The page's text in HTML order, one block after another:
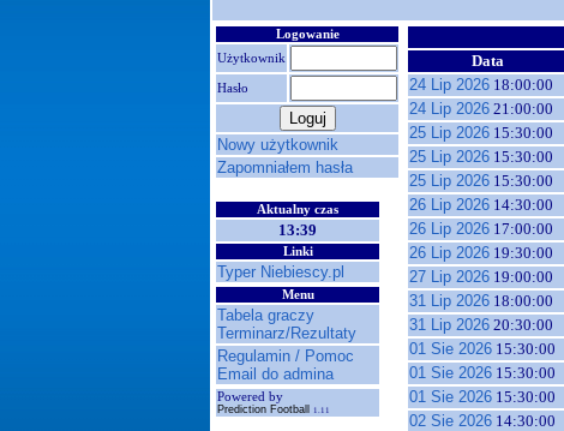
Logowanie
Użytkownik
Hasło
Nowy użytkownik
Zapomniałem hasła
Aktualny czas
13:39
Linki
Typer Niebiescy.pl
Menu
Tabela graczy
Terminarz/Rezultaty
Regulamin / Pomoc
Email do admina
Powered by
Prediction Football 1.11
Data
24 Lip 2026 18:00:00
24 Lip 2026 21:00:00
25 Lip 2026 15:30:00
25 Lip 2026 15:30:00
25 Lip 2026 15:30:00
26 Lip 2026 14:30:00
26 Lip 2026 17:00:00
26 Lip 2026 19:30:00
27 Lip 2026 19:00:00
31 Lip 2026 18:00:00
31 Lip 2026 20:30:00
01 Sie 2026 15:30:00
01 Sie 2026 15:30:00
01 Sie 2026 15:30:00
02 Sie 2026 14:30:00